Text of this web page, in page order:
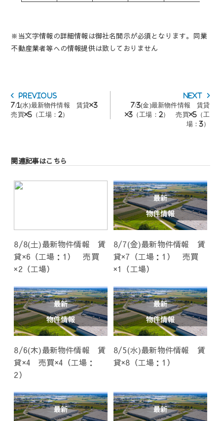
※当文字情報の詳細情報は御社名開示が必須となります。同業
不動産業者等への情報提供は致しておりません
投
稿
ナ
ビ
ン
PreviousPrevious
post:
7/1(水)最新物件情報 賃貸×3
売買×5（工場：2）
Next
post:
7/3(金)最新物件情報 賃貸
×3（工場：2） 売買×5（工
場：3）
関連記事はこちら
8/8(土)最新物件情報 賃
貸×6（工場：1） 売買
×2（工場）
8/7(金)最新物件情報 賃
貸×7（工場：1） 売買
×1（工場）
8/6(木)最新物件情報 賃
貸×4 売買×4（工場：
2）
8/5(水)最新物件情報 賃
貸×8（工場：1）